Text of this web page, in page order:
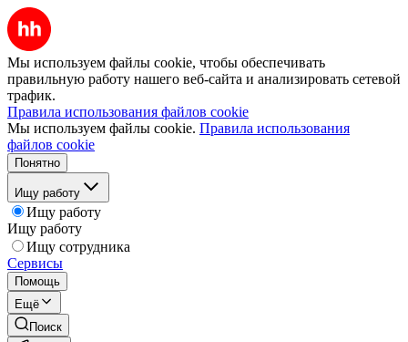
Мы используем файлы cookie, чтобы обеспечивать
правильную работу нашего веб-сайта и анализировать сетевой
трафик.
Правила использования файлов cookie
Мы используем файлы cookie. Правила использования
файлов cookie
Понятно
Ищу работу
Ищу работу
Ищу работу
Ищу сотрудника
Сервисы
Помощь
Ещё
Поиск